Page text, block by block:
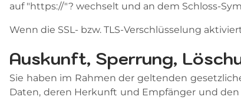
auf "https://"? wechselt und an dem Schloss-
Wenn die SSL- bzw. TLS-Verschlüsselung
Auskunft, Sperrung,
Sie haben im Rahmen der geltenden
Daten, deren Herkunft und Empfänger und